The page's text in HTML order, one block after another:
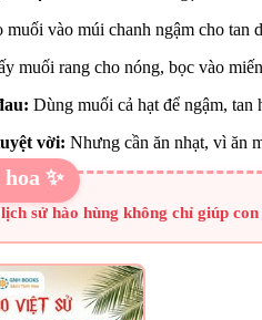
muối vào múi chanh ngậm cho tan
muối rang cho nóng, bọc vào
Dùng muối cả hạt để ngậm,
vời: Nhưng cần ăn nhạt, vì ăn
✨
sử hào hùng không chỉ giúp